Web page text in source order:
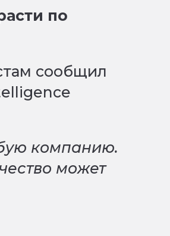
по
сообщил
компанию.
может